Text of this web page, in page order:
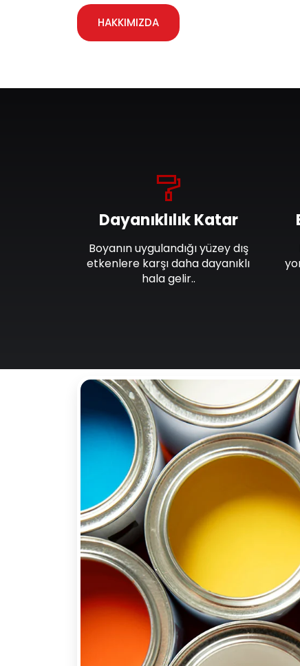
HAKKIMIZDA
Dayanıklılık Katar
Boyanın uygulandığı yüzey dış
etkenlere karşı daha dayanıklı
hala gelir..